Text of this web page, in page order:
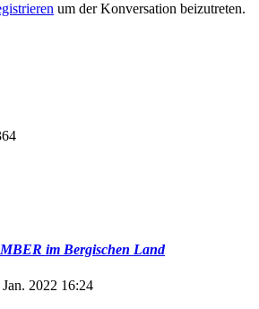
um der Konversation beizutreten.
im Bergischen Land
2022 16:24